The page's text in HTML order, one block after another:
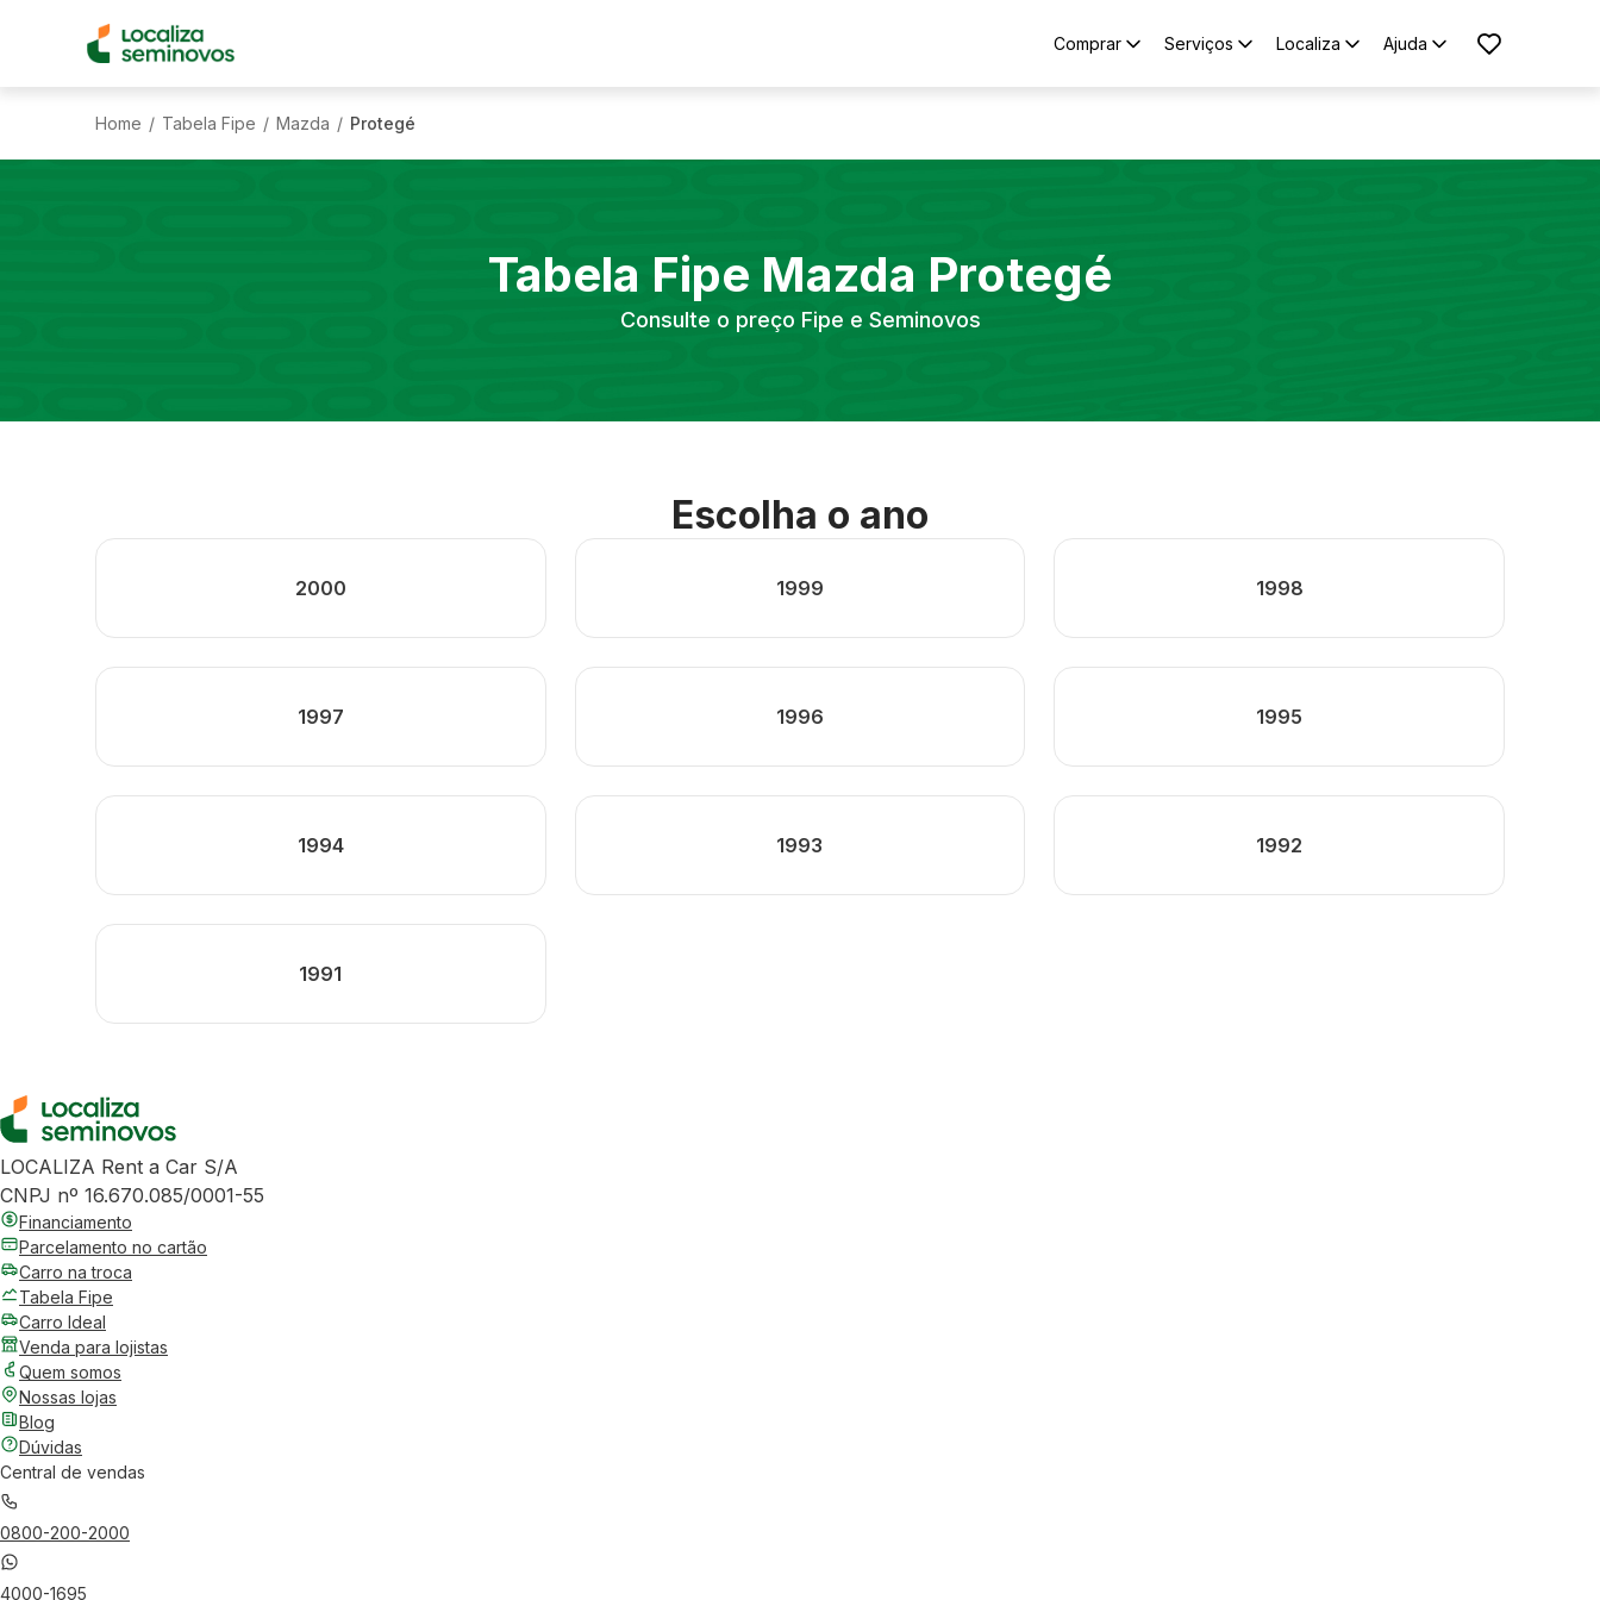
Comprar Serviços Localiza Ajuda
Home / Tabela Fipe / Mazda / Protegé
Tabela Fipe Mazda Protegé
Consulte o preço Fipe e Seminovos
Escolha o ano
2000 1999 1998
1997 1996 1995
1994 1993 1992
1991
LOCALIZA Rent a Car S/A
CNPJ nº 16.670.085/0001-55
Financiamento
Parcelamento no cartão
Carro na troca
Tabela Fipe
Carro Ideal
Venda para lojistas
Quem somos
Nossas lojas
Blog
Dúvidas
Central de vendas
0800-200-2000
4000-1695